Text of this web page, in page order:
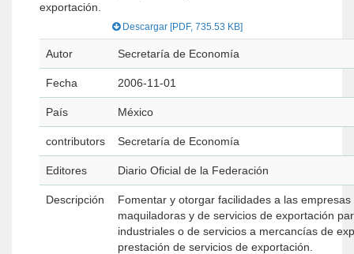
exportación.
Descargar [PDF, 735.53 KB]
Autor Secretaría de Economía
Fecha 2006-11-01
País México
contributors Secretaría de Economía
Editores Diario Oficial de la Federación
Descripción
Fomentar y otorgar facilidades a las
maquiladoras y de servicios de exportación
industriales o de servicios a mercancías de
prestación de servicios de exportación.